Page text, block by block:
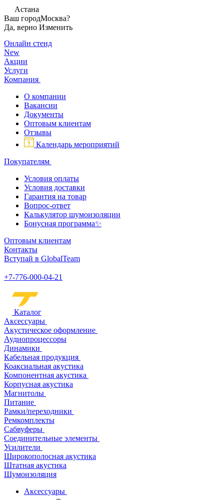
Астана
Ваш городМосква?
Да, верно Изменить
Онлайн стенд
New
Акции
Услуги
Компания
О компании
Вакансии
Документы
Оптовым клиентам
Отзывы
Календарь мероприятий
Покупателям
Условия оплаты
Условия доставки
Гарантия на товар
Вопрос-ответ
Калькулятор шумоизоляции
Бонусная программа✨
Оптовым клиентам
Контакты
Вступай в GlobalTeam
+7-776-000-04-21
Каталог
Аксессуары
Акустическое оформление
Аудиопроцессоры
Динамики
Кабельная продукция
Коаксиальная акустика
Компонентная акустика
Корпусная акустика
Магнитолы
Питание
Рамки/переходники
Ремкомплекты
Сабвуферы
Соединительные элементы
Усилители
Широкополосная акустика
Штатная акустика
Шумоизоляция
Аксессуары